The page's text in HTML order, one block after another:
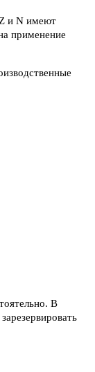
и N имеют
применение
В